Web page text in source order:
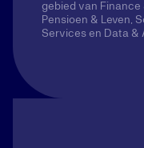
gebied van Finance
Pensioen & Leven,
Services en Data &